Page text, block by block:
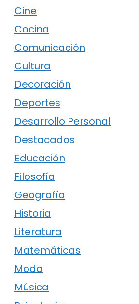
Cine
Cocina
Comunicación
Cultura
Decoración
Deportes
Desarrollo Personal
Destacados
Educación
Filosofía
Geografía
Historia
Literatura
Matemáticas
Moda
Música